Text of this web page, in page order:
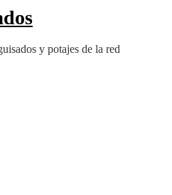
y potajes de la red